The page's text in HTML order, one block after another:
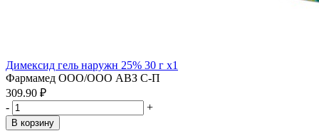
Димексид гель наружн 25% 30 г x1
Фармамед ООО/ООО АВЗ С-П
309.90 ₽
-
+
В корзину